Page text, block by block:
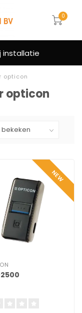
0
installatie
opticon
opticon
NEW